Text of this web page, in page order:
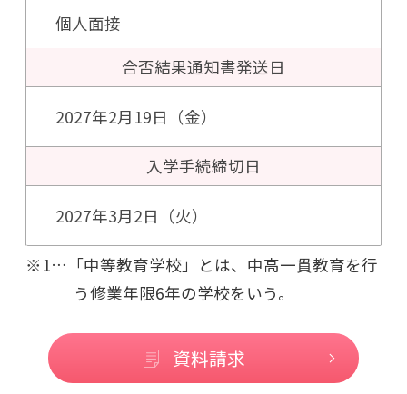
個人面接
合否結果通知書発送日
2027年2月19日（金）
入学手続締切日
2027年3月2日（火）
※1…「中等教育学校」とは、中高一貫教育を行
う修業年限6年の学校をいう。
資料請求